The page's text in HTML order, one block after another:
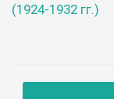
(1924-1932 гг.)